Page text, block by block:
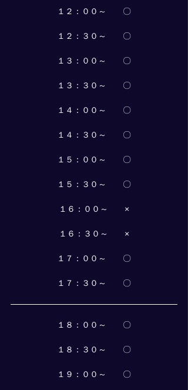
１２：００～　　〇
１２：３０～　　〇
１３：００～　　〇
１３：３０～　　〇
１４：００～　　〇
１４：３０～　　〇
１５：００～　　〇
１５：３０～　　〇
１６：００～　　×
１６：３０～　　×
１７：００～　　〇
１７：３０～　　〇
１８：００～　　〇
１８：３０～　　〇
１９：００～　　〇